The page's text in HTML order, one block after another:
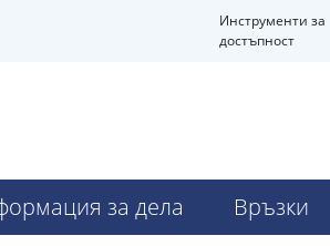
Инструменти за
достъпност
за дела Връзки